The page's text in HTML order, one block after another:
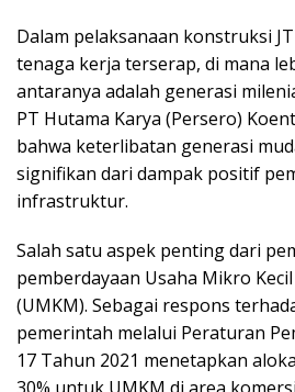
Dalam pelaksanaan konstruksi
tenaga kerja terserap, di mana
antaranya adalah generasi
PT Hutama Karya (Persero)
bahwa keterlibatan generasi
signifikan dari dampak positif
infrastruktur.
Salah satu aspek penting dari
pemberdayaan Usaha Mikro
(UMKM). Sebagai respons
pemerintah melalui Peraturan
17 Tahun 2021 menetapkan